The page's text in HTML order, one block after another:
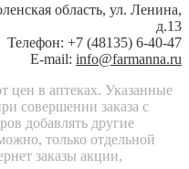
область, ул. Ленина,
д.13
Телефон: +7 (48135) 6-40-47
E-mail: info@farmanna.ru
цен в аптеках. Указанные
совершении заказа с
добавлять другие
только отдельной
заказы акции,